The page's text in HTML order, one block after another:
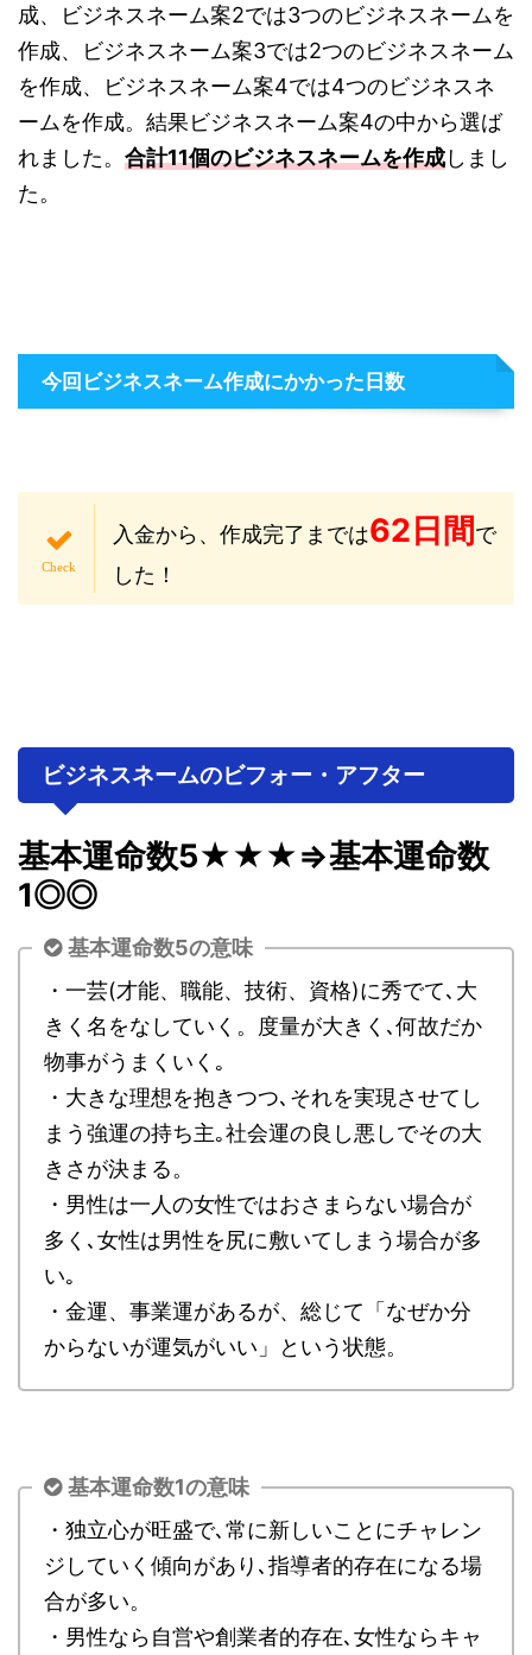
成、ビジネスネーム案2では3つのビジネスネームを
作成、ビジネスネーム案3では2つのビジネスネーム
を作成、ビジネスネーム案4では4つのビジネスネ
ームを作成。結果ビジネスネーム案4の中から選ば
れました。 合計11個のビジネスネームを作成しまし
た。
今回ビジネスネーム作成にかかった日数
入金から、作成完了までは62日間 で
した！
ビジネスネームのビフォー・アフター
基本運命数5★★★⇒基本運命数
1◎◎
基本運命数5の意味
・一芸(才能、職能、技術、資格)に秀でて､大
きく名をなしていく。度量が大きく､何故だか
物事がうまくいく｡
・大きな理想を抱きつつ､それを実現させてし
まう強運の持ち主｡社会運の良し悪しでその大
きさが決まる。
・男性は一人の女性ではおさまらない場合が
多く､女性は男性を尻に敷いてしまう場合が多
い｡
・金運、事業運があるが、総じて「なぜか分
からないが運気がいい」という状態。
基本運命数1の意味
・独立心が旺盛で､常に新しいことにチャレン
ジしていく傾向があり､指導者的存在になる場
合が多い。
・男性なら自営や創業者的存在､女性ならキャ